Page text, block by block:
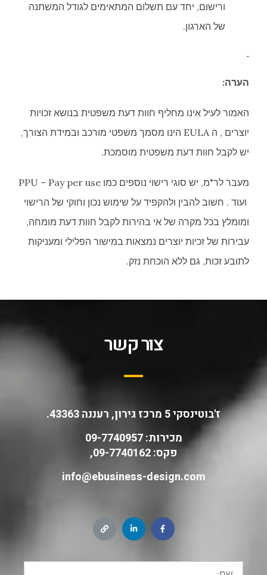
ורישום, יחד עם תשלום המתאימים לגודל המשתנה
של הארגון.
הערה:
האמור לעיל אינו מחליף חוות דעת משפטית בנושא זכויות
יוצרים , ה EULA הינו מסמך משפטי מורכב ובמידת הצורך,
יש לקבל חוות דעת משפטית מוסמכת.
מעבר לר"מ, יש סוגי רישוי נוספים כמו PPU – Pay per use
ועוד . חשוב להבין ולהקפיד על שימוש נכון וחוקי של הרישוי
ומומלץ בכל מקרה של אי בהירות לקבל חוות דעת מומחה,
עבירות של זכיות יוצרים נמצאות במישור הפלילי ומעניקות
לתובע זכות, גם ללא הוכחת נזק.
צור קשר
ז'בוטינסקי 5 מרכז גירון, רעננה 43363.
מכירות: 09-7740957
פקס: 09-7740162,
info@ebusiness-design.com
שם: